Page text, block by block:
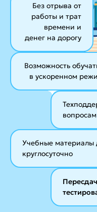
Возможность
в ускоренном
Без отрыва от
работы и трат
времени и
денег на дорогу
вопросам
Учебные материалы
круглосуточно